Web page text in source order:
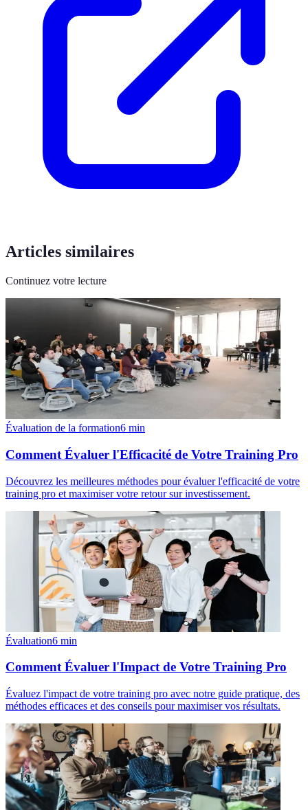
Articles similaires
Continuez votre lecture
Évaluation de la formation6 min
Comment Évaluer l'Efficacité de Votre Training Pro
Découvrez les meilleures méthodes pour évaluer l'efficacité de votre
training pro et maximiser votre retour sur investissement.
Évaluation6 min
Comment Évaluer l'Impact de Votre Training Pro
Évaluez l'impact de votre training pro avec notre guide pratique, des
méthodes efficaces et des conseils pour maximiser vos résultats.